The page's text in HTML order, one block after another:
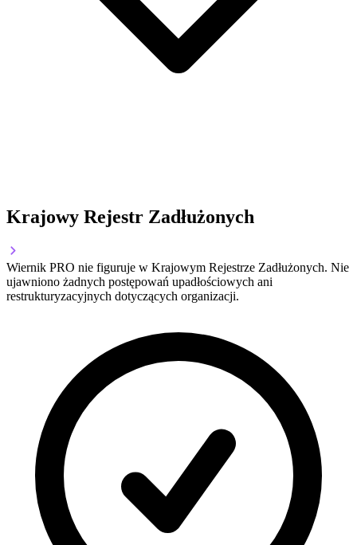
Krajowy Rejestr Zadłużonych
Wiernik PRO nie figuruje w Krajowym Rejestrze Zadłużonych. Nie
ujawniono żadnych postępowań upadłościowych ani
restrukturyzacyjnych dotyczących organizacji.